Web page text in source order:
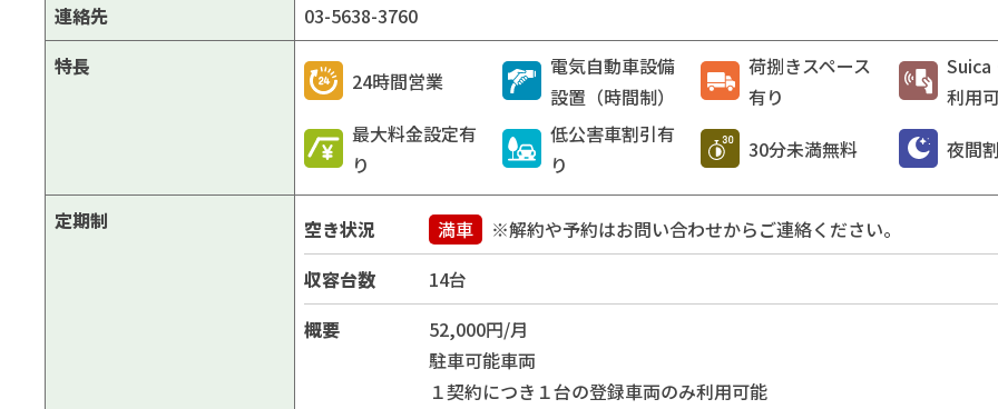
連絡先
03-5638-3760
特長
24時間営業
電気自動車設備
設置（時間制）
荷捌きスペース
有り
Suica
利用
最大料金設定有
り
低公害車割引有
り
30分未満無料 夜間
定期制 空き状況 満車
※解約や予約はお問い合わせからご連絡ください。
収容台数
14台
概要
52,000円/月
駐車可能車両
１契約につき１台の登録車両のみ利用可能